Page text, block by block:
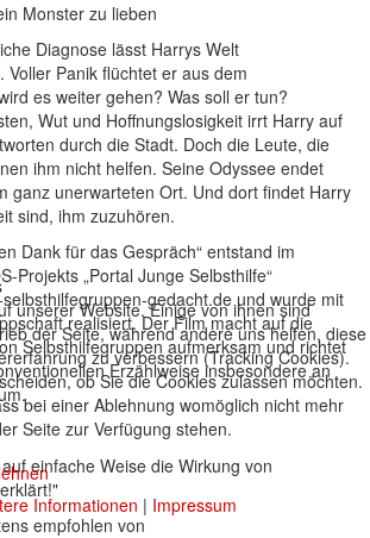
Monster zu lieben
Diagnose lässt Harrys Welt
Voller Panik flüchtet er aus dem
es weiter gehen? Was soll er tun?
Wut und Hoffnungslosigkeit irrt Harry auf
durch die Stadt. Doch die Leute, die
ihm nicht helfen. Seine Odyssee endet
ganz unerwarteten Ort. Und dort findet Harry
sind, ihm zuzuhören.
Dank für das Gespräch“ entstand im
Projekts „Portal Junge Selbsthilfe“
gedacht.de und wurde mit
realisiert. Der Film macht auf die
Selbsthilfegruppen aufmerksam und richtet
Erzählweise insbesondere an
einfache Weise die Wirkung von
empfohlen von
unserer Website. Einige von ihnen sind
der Seite, während andere uns helfen, diese
zu verbessern (Tracking Cookies).
ob Sie die Cookies zulassen möchten.
bei einer Ablehnung womöglich nicht mehr
Seite zur Verfügung stehen.
Informationen | Impressum